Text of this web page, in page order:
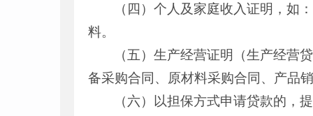
（四）个人及家庭收入证明，如
料。
（五）生产经营证明（生产经营
备采购合同、原材料采购合同、产品
（六）以担保方式申请贷款的，